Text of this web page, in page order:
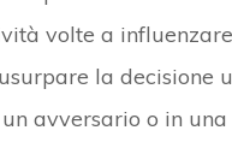
volte a
la decisione
avversario o in